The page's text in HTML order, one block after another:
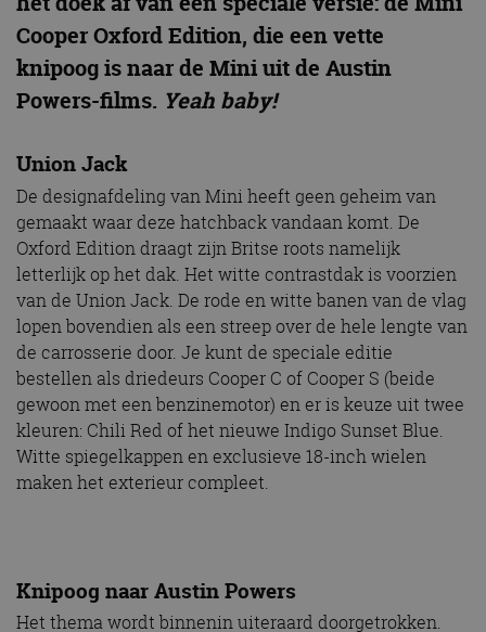
MotorRAI.nl
Cooper Oxford Edition, die een vette
knipoog is naar de Mini uit de Austin
Powers-films. Yeah baby!
Union Jack
De designafdeling van Mini heeft geen geheim van
gemaakt waar deze hatchback vandaan komt. De
Oxford Edition draagt zijn Britse roots namelijk
letterlijk op het dak. Het witte contrastdak is voorzien
van de Union Jack. De rode en witte banen van de vlag
lopen bovendien als een streep over de hele lengte van
de carrosserie door. Je kunt de speciale editie
bestellen als driedeurs Cooper C of Cooper S (beide
gewoon met een benzinemotor) en er is keuze uit twee
kleuren: Chili Red of het nieuwe Indigo Sunset Blue.
Witte spiegelkappen en exclusieve 18-inch wielen
maken het exterieur compleet.
Knipoog naar Austin Powers
Het thema wordt binnenin uiteraard doorgetrokken.